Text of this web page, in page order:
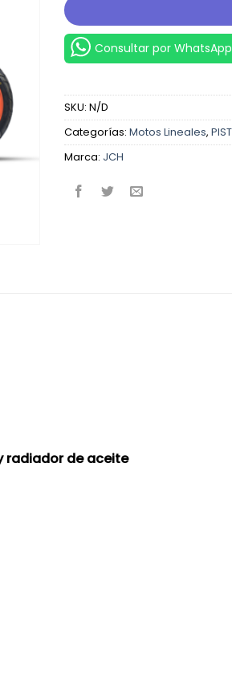
Consultar por WhatsApp
SKU: N/D
Categorías: Motos Lineales,
Marca: JCH
radiador de aceite